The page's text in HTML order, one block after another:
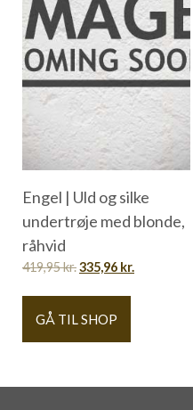
Engel | Uld og silke
undertrøje med blonde,
råhvid
419,95kr.335,96 kr.
GÅ TIL SHOP